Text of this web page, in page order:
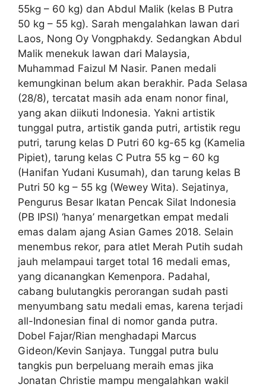
55kg – 60 kg) dan Abdul Malik (kelas B Putra
50 kg – 55 kg). Sarah mengalahkan lawan dari
Laos, Nong Oy Vongphakdy. Sedangkan Abdul
Malik menekuk lawan dari Malaysia,
Muhammad Faizul M Nasir. Panen medali
kemungkinan belum akan berakhir. Pada Selasa
(28/8), tercatat masih ada enam nonor final,
yang akan diikuti Indonesia. Yakni artistik
tunggal putra, artistik ganda putri, artistik regu
putri, tarung kelas D Putri 60 kg-65 kg (Kamelia
Pipiet), tarung kelas C Putra 55 kg – 60 kg
(Hanifan Yudani Kusumah), dan tarung kelas B
Putri 50 kg – 55 kg (Wewey Wita). Sejatinya,
Pengurus Besar Ikatan Pencak Silat Indonesia
(PB IPSI) ‘hanya’ menargetkan empat medali
emas dalam ajang Asian Games 2018. Selain
menembus rekor, para atlet Merah Putih sudah
jauh melampaui target total 16 medali emas,
yang dicanangkan Kemenpora. Padahal,
cabang bulutangkis perorangan sudah pasti
menyumbang satu medali emas, karena terjadi
all-Indonesian final di nomor ganda putra.
Dobel Fajar/Rian menghadapi Marcus
Gideon/Kevin Sanjaya. Tunggal putra bulu
tangkis pun berpeluang meraih emas jika
Jonatan Christie mampu mengalahkan wakil